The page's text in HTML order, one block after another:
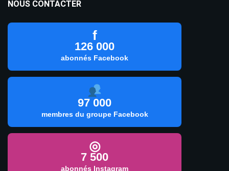
NOUS CONTACTER
f
126 000
abonnés Facebook
97 000
membres du groupe Facebook
◎
7 500
abonnés Instagram